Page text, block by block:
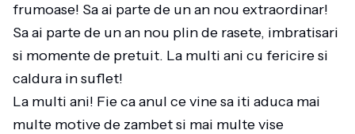
frumoase! Sa ai parte de un an nou extraordinar!
Sa ai parte de un an nou plin de rasete, imbratisari
si momente de pretuit. La multi ani cu fericire si
caldura in suflet!
La multi ani! Fie ca anul ce vine sa iti aduca mai
multe motive de zambet si mai multe vise